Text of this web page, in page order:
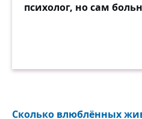
психолог, но сам
Сколько влюблённых